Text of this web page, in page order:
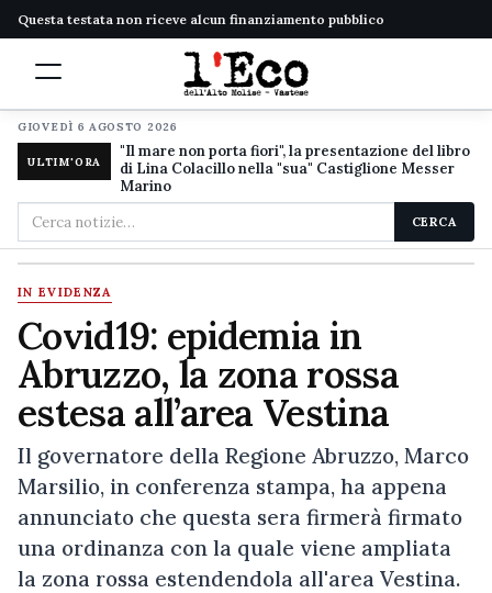
Questa testata non riceve alcun finanziamento pubblico
GIOVEDÌ 6 AGOSTO 2026
ULTIM'ORA
"Il mare non porta fiori", la presentazione del libro
di Lina Colacillo nella "sua" Castiglione Messer
Marino
Cerca
nel
sito
CERCA
IN EVIDENZA
Covid19: epidemia in
Abruzzo, la zona rossa
estesa all’area Vestina
Il governatore della Regione Abruzzo, Marco
Marsilio, in conferenza stampa, ha appena
annunciato che questa sera firmerà firmato
una ordinanza con la quale viene ampliata
la zona rossa estendendola all'area Vestina.